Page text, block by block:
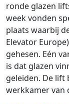
ronde glazen
week vonden
plaats waarbij
Elevator
gehesen. Eén
is dat glazen
geleiden. De lift
werkkamer van